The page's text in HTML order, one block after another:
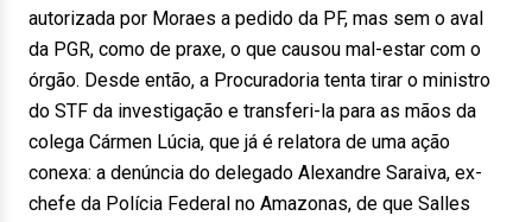
autorizada por Moraes a pedido da PF, mas sem o aval
da PGR, como de praxe, o que causou mal-estar com o
órgão. Desde então, a Procuradoria tenta tirar o ministro
do STF da investigação e transferi-la para as mãos da
colega Cármen Lúcia, que já é relatora de uma ação
conexa: a denúncia do delegado Alexandre Saraiva, ex-
chefe da Polícia Federal no Amazonas, de que Salles